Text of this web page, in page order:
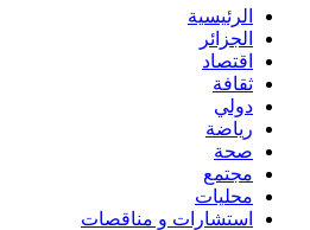
الرئيسية
الجزائر
اقتصاد
ثقافة
دولي
رياضة
صحة
مجتمع
محليات
استشارات و مناقصات